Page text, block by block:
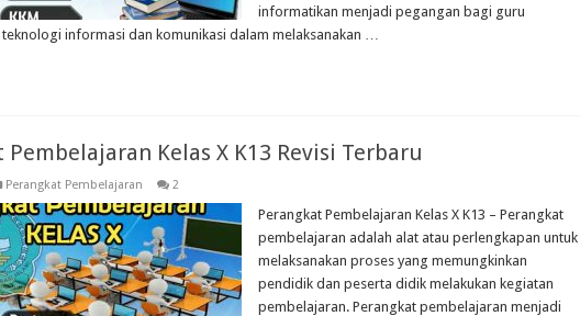
informatikan menjadi pegangan bagi guru
teknologi informasi dan komunikasi dalam melaksanakan …
Pembelajaran Kelas X K13 Revisi Terbaru
Perangkat Pembelajaran 2
Perangkat Pembelajaran Kelas X K13 – Perangkat
pembelajaran adalah alat atau perlengkapan untuk
melaksanakan proses yang memungkinkan
pendidik dan peserta didik melakukan kegiatan
pembelajaran. Perangkat pembelajaran menjadi